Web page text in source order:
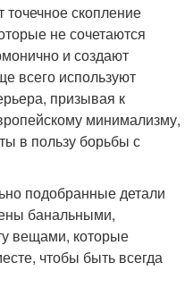
скопление
не сочетаются
и создают
всего используют
призывая к
минимализму,
в пользу борьбы с
подобранные детали
банальными,
вещами, которые
чтобы быть всегда